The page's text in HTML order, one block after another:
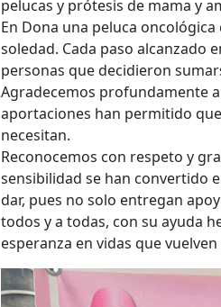
pelucas y prótesis de mama y
En Dona una peluca
soledad. Cada paso alcanzado
personas que decidieron
Agradecemos profundamente
aportaciones han permitido
necesitan.
Reconocemos con respeto y
sensibilidad se han convertido
dar, pues no solo entregan
todos y a todas, con su ayuda
esperanza en vidas que